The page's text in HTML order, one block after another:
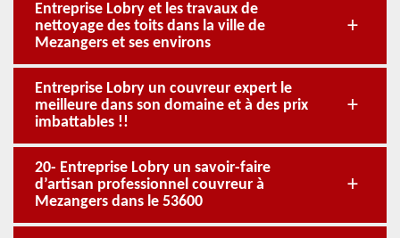
Entreprise Lobry et les travaux de
nettoyage des toits dans la ville de
Mezangers et ses environs
Entreprise Lobry un couvreur expert le
meilleure dans son domaine et à des prix
imbattables !!
20- Entreprise Lobry un savoir-faire
d’artisan professionnel couvreur à
Mezangers dans le 53600